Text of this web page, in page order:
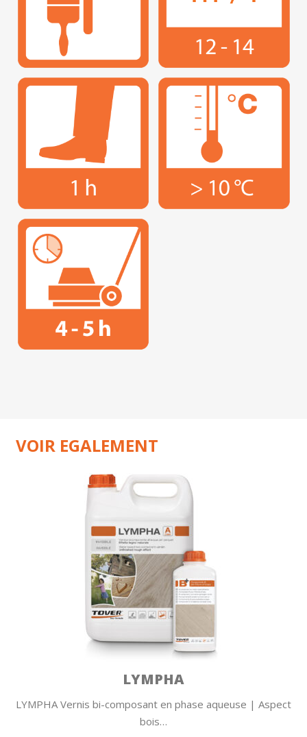
VOIR EGALEMENT
LYMPHA
LYMPHA Vernis bi-composant en phase aqueuse | Aspect
bois…